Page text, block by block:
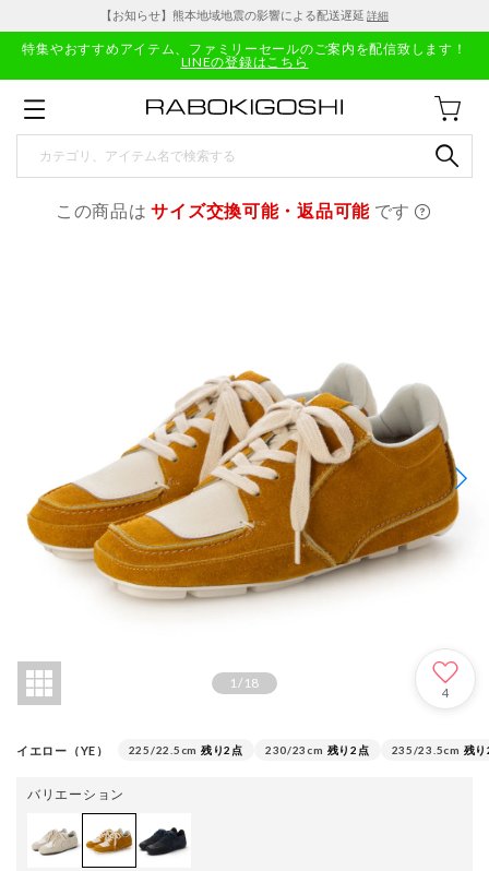
【お知らせ】熊本地域地震の影響による配送遅延 詳細
特集やおすすめアイテム、ファミリーセールのご案内を配信致します！
LINEの登録はこちら
この商品はサイズ交換可能・返品可能 です
1/ 18
4
イエロー（YE） 225/22.5cm 残り2点 230/23cm 残り2点 235/23.5cm 残
バリエーション